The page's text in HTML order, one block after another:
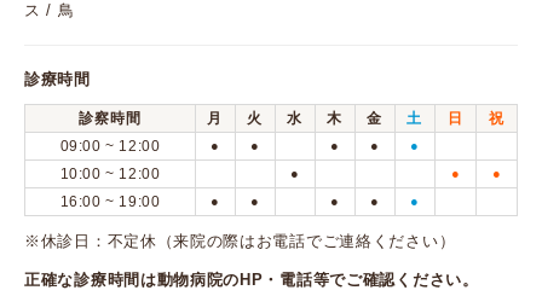
ス / 鳥
診療時間
診察時間 月 火 水 木 金 土 日
祝
09:00 ~ 12:00
● ● ● ● ●
10:00 ~ 12:00 ● ● ●
16:00 ~ 19:00 ● ● ● ● ●
※休診日：不定休（来院の際はお電話でご連絡ください）
正確な診療時間は動物病院のHP・電話等でご確認ください。